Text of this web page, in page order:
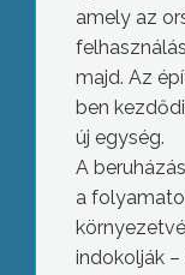
amely az
majd. Az
ben
új egység.
A
a
indokolják